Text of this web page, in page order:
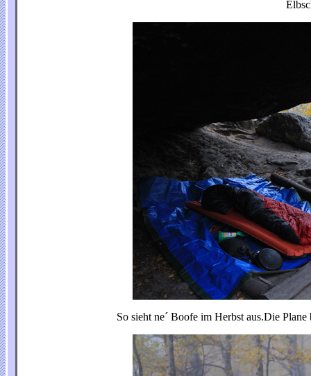
So sieht ne´ Boofe im Herbst aus.Die